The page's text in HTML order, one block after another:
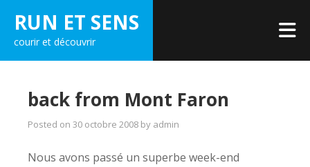
content
RUN ET SENS
courir et découvrir
back from Mont Faron
Posted on 30 octobre 2008 by admin
Nous avons passé un superbe week-end